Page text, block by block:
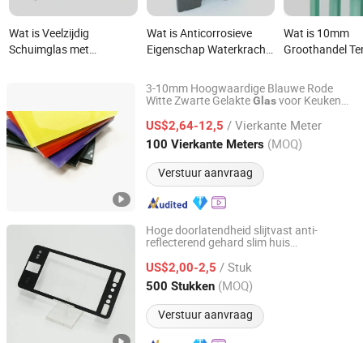
Wat is Veelzijdig
Schuimglas met
Wat is Anticorrosieve
Eigenschap Waterkracht
Lichtgewicht Schuimglas
Wat is 10mm
Groothandel
Etalage
Balkonleuning
3-10mm Hoogwaardige Blauwe Rode
Witte Zwarte GelakteGlasvoor Keuken
US$2,64-12,5 / Vierkante Meter
100 Vierkante Meters (MOQ)
Verstuur aanvraag
Shandong, China Sinds 2022
Hoge doorlatendheid slijtvast anti-
reflecterend gehard slim huis
US$2,00-2,5 / Stuk
500 Stukken (MOQ)
Verstuur aanvraag
Taizhou Zhaosheng Electronics Technology Co., Ltd.
Zhejiang, China Sinds 2026